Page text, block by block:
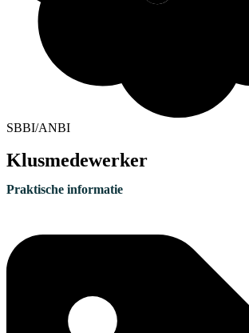
SBBI/ANBI
Klusmedewerker
Praktische informatie